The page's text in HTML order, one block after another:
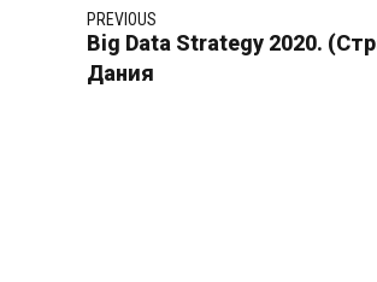
PREVIOUS
Big Data Strategy 2020.
Дания